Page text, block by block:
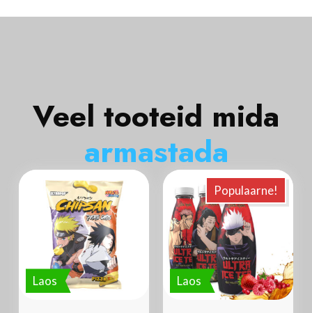
Veel tooteid mida
armastada
Laos Laos
Populaarne!